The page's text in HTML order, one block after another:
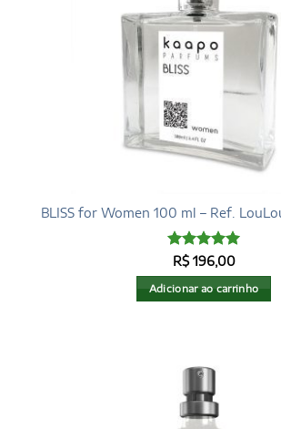
BLISS for Women 100 ml – Ref.
Avaliação5
de 5
R$196,00
Adicionar ao carrinho